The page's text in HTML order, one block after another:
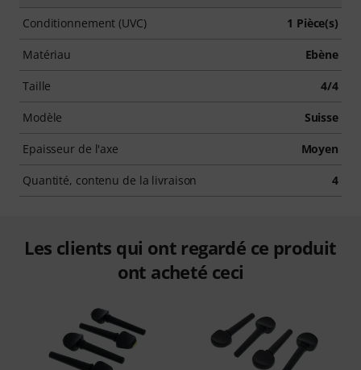
Conditionnement (UVC) 1 Pièce(s)
Matériau Ebène
Taille 4/4
Modèle Suisse
Epaisseur de l'axe Moyen
Quantité, contenu de la livraison 4
Les clients qui ont regardé ce produit
ont acheté ceci